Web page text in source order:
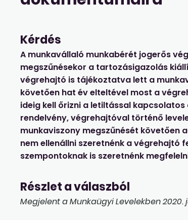
Kérdés
A munkavállaló munkabérét jogerős
megszűnésekor a tartozásigazolás
végrehajtó is tájékoztatva lett a
követően hat év elteltével most a
ideig kell őrizni a letiltással
rendelvény, végrehajtóval történő
munkaviszony megszűnését követően
nem ellenállni szeretnénk a
szempontoknak is szeretnénk
Részlet a válaszból
Megjelent a Munkaügyi Levelekben 2020.